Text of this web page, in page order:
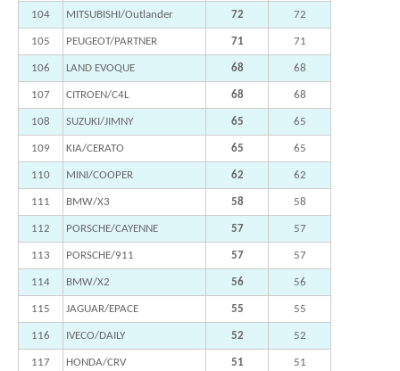
104 MITSUBISHI/Outlander 72 72
105 PEUGEOT/PARTNER 71 71
106 LAND EVOQUE 68 68
107 CITROEN/C4L 68 68
108 SUZUKI/JIMNY 65 65
109 KIA/CERATO 65 65
110 MINI/COOPER 62 62
111 BMW/X3 58 58
112 PORSCHE/CAYENNE 57 57
113 PORSCHE/911 57 57
114 BMW/X2 56 56
115 JAGUAR/EPACE 55 55
116 IVECO/DAILY 52 52
117 HONDA/CRV 51 51